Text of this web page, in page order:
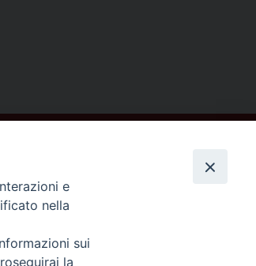
e
nella
sui
la